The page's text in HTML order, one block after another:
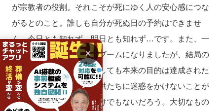
が宗教者の役割。それこそが死にゆく人の安心感につな
がるとのこと。誰しも自分が死ぬ日の予約はできませ
ん。今日とも知れず、明日とも知れず…です。また、一
時期高齢者の間で終活がブームになりましたが、結局の
ところお墓や仏壇を用意しても本来の目的は達成された
わけではなかったし、子供たちに迷惑をかけないことが
人生の最終目的というわけでもないだろう。大切なもの
×